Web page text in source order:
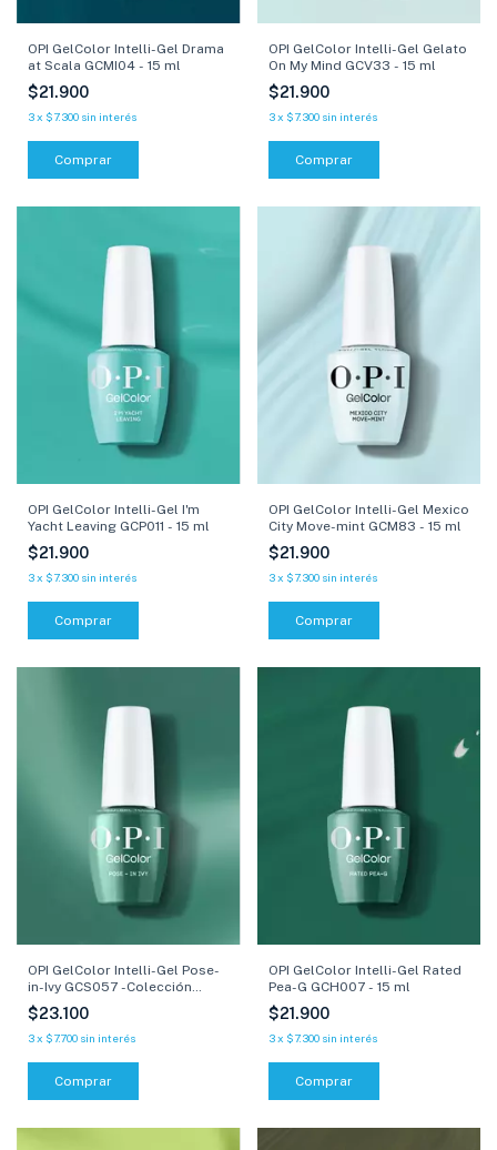
OPI GelColor Intelli-Gel Drama
at Scala GCMI04 - 15 ml
$21.900
3x $7.300 sin interés
Comprar
OPI GelColor Intelli-Gel Gelato
On My Mind GCV33 - 15 ml
$21.900
3 x $7.300 sin interés
Comprar
OPI GelColor Intelli-Gel I'm
Yacht Leaving GCP011 - 15 ml
$21.900
3x $7.300 sin interés
Comprar
OPI GelColor Intelli-Gel Mexico
City Move-mint GCM83 - 15 ml
$21.900
3 x $7.300 sin interés
Comprar
OPI GelColor Intelli-Gel Pose-
in-Ivy GCS057 -Colección
Make Em Jelly- 15 ml
$23.100
3x $7.700 sin interés
Comprar
OPI GelColor Intelli-Gel Rated
Pea-G GCH007 - 15 ml
$21.900
3 x $7.300 sin interés
Comprar